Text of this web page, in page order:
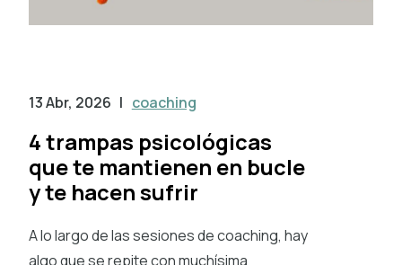
13 Abr, 2026 | coaching
4 trampas psicológicas
que te mantienen en bucle
y te hacen sufrir
A lo largo de las sesiones de coaching, hay
algo que se repite con muchísima